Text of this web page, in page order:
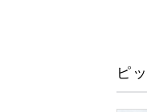
ピ